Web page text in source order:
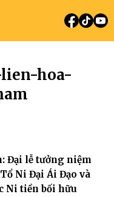
hoa-
Đại lễ tưởng niệm
Ni Đại Ái Đạo và
Ni tiền bối hữu